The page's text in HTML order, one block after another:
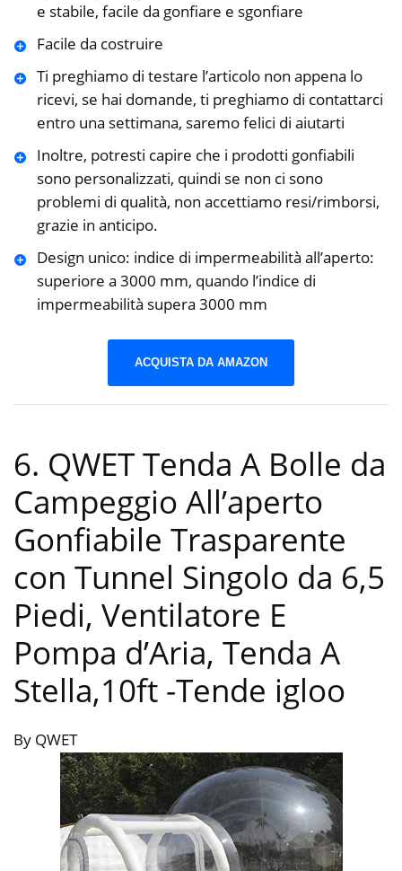
e stabile, facile da gonfiare e sgonfiare
Facile da costruire
Ti preghiamo di testare l’articolo non appena lo
ricevi, se hai domande, ti preghiamo di contattarci
entro una settimana, saremo felici di aiutarti
Inoltre, potresti capire che i prodotti gonfiabili
sono personalizzati, quindi se non ci sono
problemi di qualità, non accettiamo resi/rimborsi,
grazie in anticipo.
Design unico: indice di impermeabilità all’aperto:
superiore a 3000 mm, quando l’indice di
impermeabilità supera 3000 mm
ACQUISTA DA AMAZON
6. QWET Tenda A Bolle da
Campeggio All’aperto
Gonfiabile Trasparente
con Tunnel Singolo da 6,5
Piedi, Ventilatore E
Pompa d’Aria, Tenda A
Stella,10ft -Tende igloo
By QWET